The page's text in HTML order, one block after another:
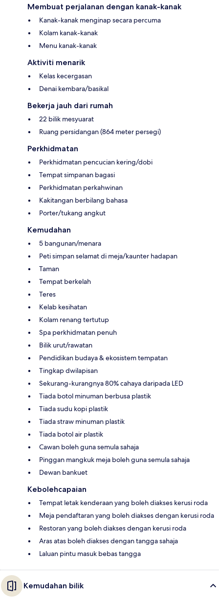
Membuat perjalanan dengan kanak-kanak
Kanak-kanak menginap secara percuma
Kolam kanak-kanak
Menu kanak-kanak
Aktiviti menarik
Kelas kecergasan
Denai kembara/basikal
Bekerja jauh dari rumah
22 bilik mesyuarat
Ruang persidangan (864 meter persegi)
Perkhidmatan
Perkhidmatan pencucian kering/dobi
Tempat simpanan bagasi
Perkhidmatan perkahwinan
Kakitangan berbilang bahasa
Porter/tukang angkut
Kemudahan
5 bangunan/menara
Peti simpan selamat di meja/kaunter hadapan
Taman
Tempat berkelah
Teres
Kelab kesihatan
Kolam renang tertutup
Spa perkhidmatan penuh
Bilik urut/rawatan
Pendidikan budaya & ekosistem tempatan
Tingkap dwilapisan
Sekurang-kurangnya 80% cahaya daripada LED
Tiada botol minuman berbusa plastik
Tiada sudu kopi plastik
Tiada straw minuman plastik
Tiada botol air plastik
Cawan boleh guna semula sahaja
Pinggan mangkuk meja boleh guna semula sahaja
Dewan bankuet
Kebolehcapaian
Tempat letak kenderaan yang boleh diakses kerusi roda
Meja pendaftaran yang boleh diakses dengan kerusi roda
Restoran yang boleh diakses dengan kerusi roda
Aras atas boleh diakses dengan tangga sahaja
Laluan pintu masuk bebas tangga
Kemudahan bilik